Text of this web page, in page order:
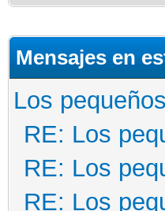
Mensajes en
Los
RE: Los
RE: Los
RE: Los